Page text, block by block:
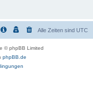
Alle Zeiten sind UTC
© phpBB Limited
phpBB.de